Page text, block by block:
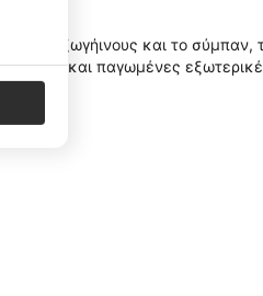
εξωγήινους και το σύμπαν,
και παγωμένες